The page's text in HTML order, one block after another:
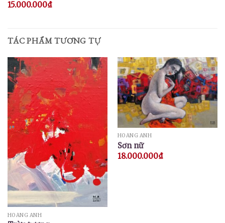
15.000.000₫
TÁC PHẨM TƯƠNG TỰ
HOÀNG ANH
HOÀNG ANH
Sơn nữ
18.000.000₫